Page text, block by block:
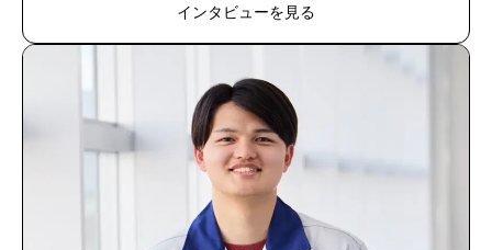
インタビューを見る